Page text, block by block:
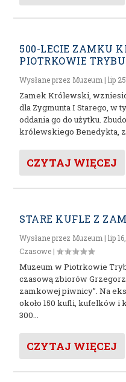
500-LECIE ZAMKU
PIOTRKOWIE
Wysłane przez Muzeum |lip
Zamek Królewski,
dla Zygmunta I Starego, w
oddania go do użytku.
królewskiego Benedykta,
CZYTAJ WIĘCEJ
STARE KUFLE Z
Wysłane przez Muzeum |lip
Czasowe |
Muzeum w Piotrkowie
czasową zbiorów
zamkowej piwnicy”. Na
około 150 kufli, kufelków
300...
CZYTAJ WIĘCEJ